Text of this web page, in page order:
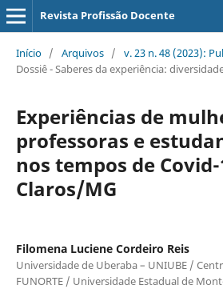
Revista Profissão Docente
Início / Arquivos / v. 23 n. 48 (2023):
Dossiê - Saberes da experiência:
Experiências de
professoras e
nos tempos de
Claros/MG
Filomena Luciene Cordeiro Reis
Universidade de Uberaba – UNIUBE /
FUNORTE / Universidade Estadual de